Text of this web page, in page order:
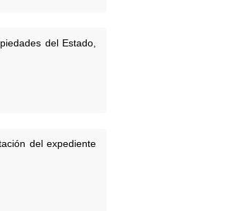
del Estado,
del expediente